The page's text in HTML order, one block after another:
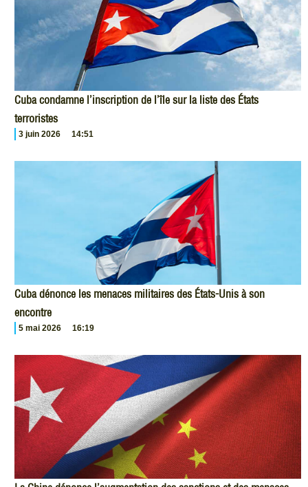
Cuba condamne l’inscription de l’île sur la liste des États
terroristes
3 juin 2026 14:51
Cuba dénonce les menaces militaires des États-Unis à son
encontre
5 mai 2026 16:19